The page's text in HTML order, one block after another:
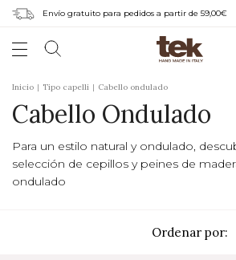
Envío gratuito para pedidos a partir de 59,00€
Inicio Tipo capelli Cabello ondulado
Cabello Ondulado
Para un estilo natural y ondulado,
selección de cepillos y peines de
ondulado
Ordenar por: